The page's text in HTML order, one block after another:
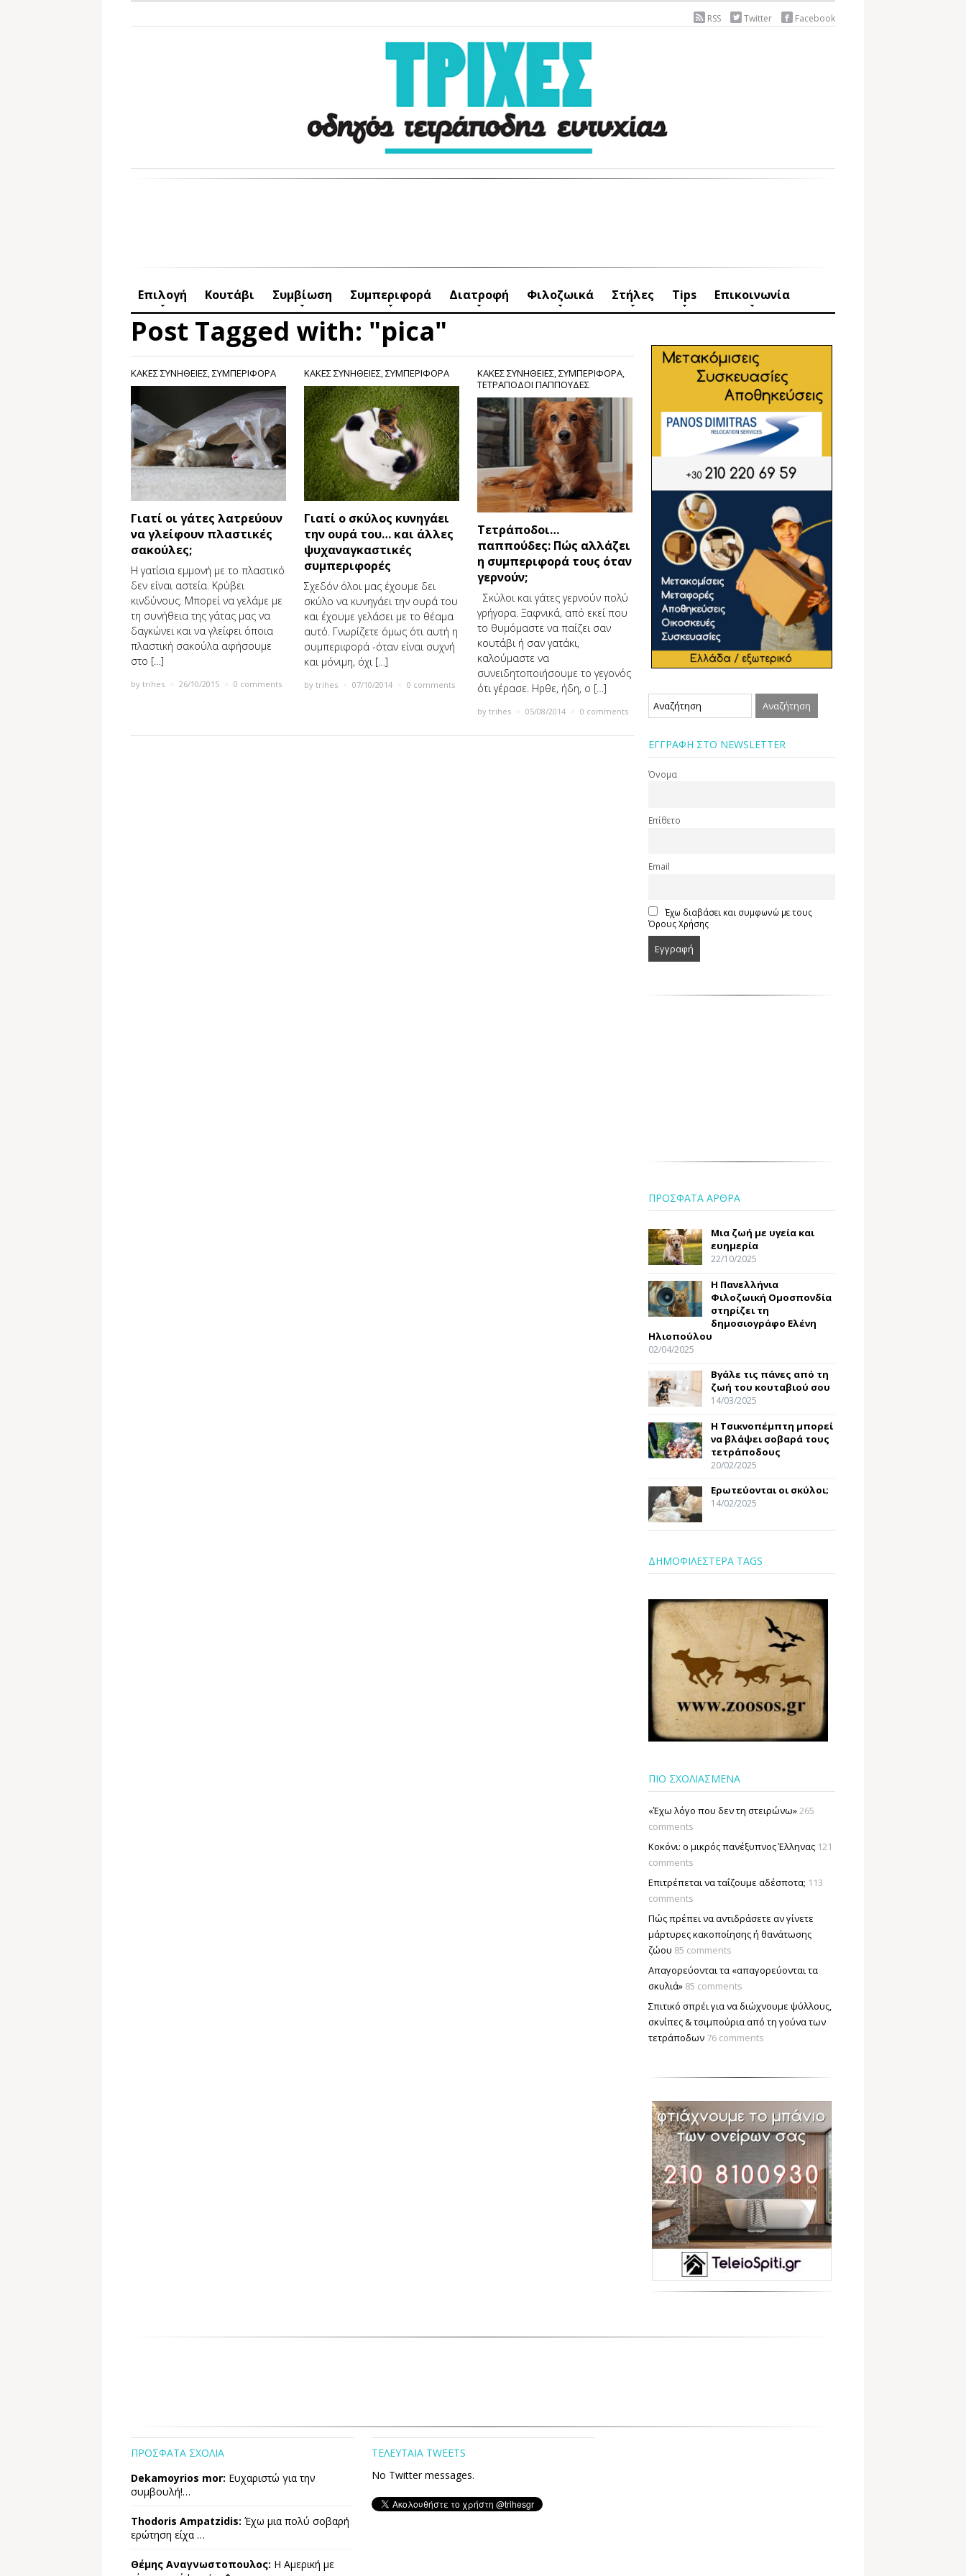
RSS Twitter Facebook
Επιλογή Κουτάβι Συμβίωση Συμπεριφορά Διατροφή Φιλοζωικά Στήλες Tips Επικοινωνία
Post Tagged with: "pica"
ΚΑΚΕΣ ΣΥΝΗΘΕΙΕΣ,ΣΥΜΠΕΡΙΦΟΡΑ
Γιατί οι γάτες λατρεύουν
να γλείφουν πλαστικές
σακούλες;
Η γατίσια εμμονή με το πλαστικό
δεν είναι αστεία. Κρύβει
κινδύνους. Μπορεί να γελάμε με
τη συνήθεια της γάτας μας να
δαγκώνει και να γλείφει όποια
πλαστική σακούλα αφήσουμε
στο […]
by trihes 26/10/2015 0 comments
ΚΑΚΕΣ ΣΥΝΗΘΕΙΕΣ,ΣΥΜΠΕΡΙΦΟΡΑ
Γιατί ο σκύλος κυνηγάει
την ουρά του… και άλλες
ψυχαναγκαστικές
συμπεριφορές
Σχεδόν όλοι μας έχουμε δει
σκύλο να κυνηγάει την ουρά του
και έχουμε γελάσει με το θέαμα
αυτό. Γνωρίζετε όμως ότι αυτή η
συμπεριφορά -όταν είναι συχνή
και μόνιμη, όχι […]
by trihes 07/10/2014 0 comments
ΚΑΚΕΣ ΣΥΝΗΘΕΙΕΣ,ΣΥΜΠΕΡΙΦΟΡΑ,
ΤΕΤΡΑΠΟΔΟΙ ΠΑΠΠΟΥΔΕΣ
Τετράποδοι…
παππούδες: Πώς αλλάζει
η συμπεριφορά τους όταν
γερνούν;
Σκύλοι και γάτες γερνούν πολύ
γρήγορα. Ξαφνικά, από εκεί που
το θυμόμαστε να παίζει σαν
κουτάβι ή σαν γατάκι,
καλούμαστε να
συνειδητοποιήσουμε το γεγονός
ότι γέρασε. Ηρθε, ήδη, ο […]
by trihes 05/08/2014 0 comments
ΕΓΓΡΑΦΗ ΣΤΟ NEWSLETTER
Όνομα
Επίθετο
Email
Έχω διαβάσει και συμφωνώ με τους
Όρους Χρήσης
ΠΡΟΣΦΑΤΑ ΑΡΘΡΑ
Μια ζωή με υγεία και
ευημερία
22/10/2025
Η Πανελλήνια
Φιλοζωική Ομοσπονδία
στηρίζει τη
δημοσιογράφο Ελένη
Ηλιοπούλου
02/04/2025
Βγάλε τις πάνες από τη
ζωή του κουταβιού σου
14/03/2025
Η Τσικνοπέμπτη μπορεί
να βλάψει σοβαρά τους
τετράποδους
20/02/2025
Ερωτεύονται οι σκύλοι;
14/02/2025
ΔΗΜΟΦΙΛΕΣΤΕΡΑ TAGS
ΠΙΟ ΣΧΟΛΙΑΣΜΕΝΑ
«Έχω λόγο που δεν τη στειρώνω»265
comments
Κοκόνι: ο μικρός πανέξυπνος Έλληνας 121
comments
Επιτρέπεται να ταΐζουµε αδέσποτα; 113
comments
Πώς πρέπει να αντιδράσετε αν γίνετε
μάρτυρες κακοποίησης ή θανάτωσης
ζώου 85 comments
Απαγορεύονται τα «απαγορεύονται τα
σκυλιά» 85 comments
Σπιτικό σπρέι για να διώχνουμε ψύλλους,
σκνίπες & τσιμπούρια από τη γούνα των
τετράποδων 76 comments
ΠΡΟΣΦΑΤΑ ΣΧΟΛΙΑ
Dekamoyrios mor: Ευχαριστώ για την
συμβουλή!…
Thodoris Ampatzidis: Έχω μια πολύ σοβαρή
ερώτηση είχα …
Θέμης Αναγνωστοπουλος: Η Αμερική με
ΤΕΛΕΥΤΑΙΑ TWEETS
No Twitter messages.